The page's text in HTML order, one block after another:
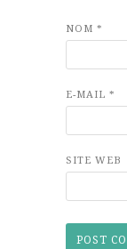
NOM *
E-MAIL *
SITE WEB